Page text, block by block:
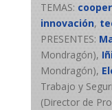
TEMAS:
innovación,
PRESENTES:
Mondragón),
Mondragón),
Trabajo y
(Director de